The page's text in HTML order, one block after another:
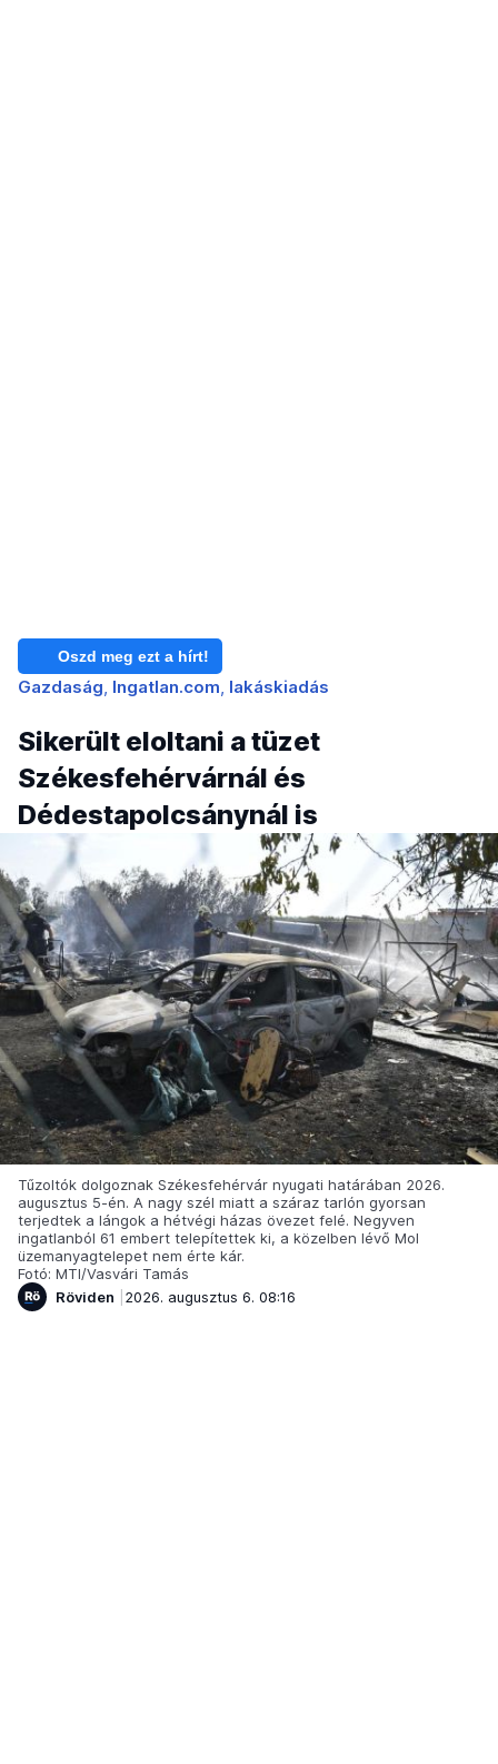
Oszd meg ezt a hírt!
Gazdaság Ingatlan.com lakáskiadás
Sikerült eloltani a tüzet
Székesfehérvárnál és
Dédestapolcsánynál is
Tűzoltók dolgoznak Székesfehérvár nyugati határában 2026.
augusztus 5-én. A nagy szél miatt a száraz tarlón gyorsan
terjedtek a lángok a hétvégi házas övezet felé. Negyven
ingatlanból 61 embert telepítettek ki, a közelben lévő Mol
üzemanyagtelepet nem érte kár.
Fotó: MTI/Vasvári Tamás
Röviden
2026. augusztus 6. 08:16